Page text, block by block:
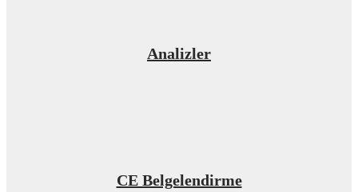
Analizler
CE Belgelendirme